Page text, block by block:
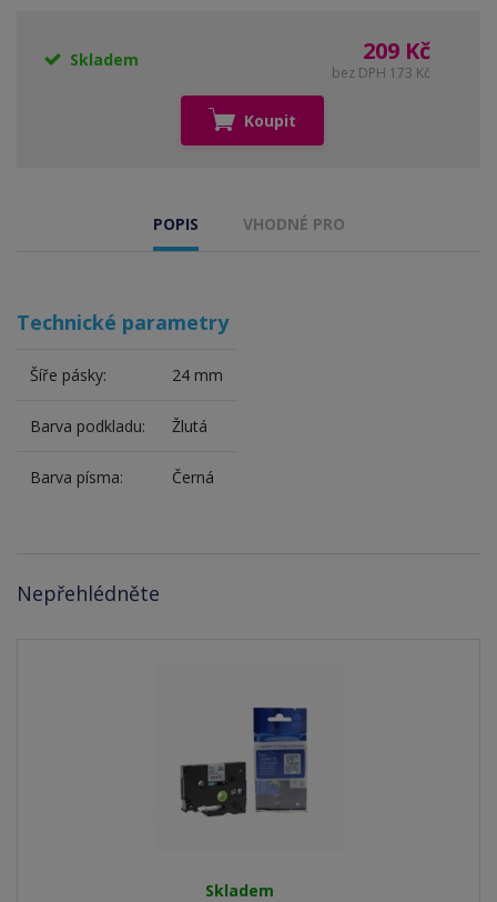
Skladem 209 Kč
bez DPH 173 Kč
Koupit
POPIS VHODNÉ PRO
Technické parametry
Šíře pásky: 24 mm
Barva podkladu: Žlutá
Barva písma: Černá
Nepřehlédněte
Skladem